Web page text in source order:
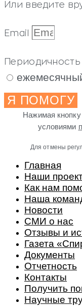
Или введите
Email
Периодичность
Я ПОМОГУ
Нажимая
условиями
Для отмены
Главная
Наши
Как нам
Наша
Новости
СМИ о нас
Отзывы и
Газета
Документы
Отчетность
Контакты
Получить
Научные